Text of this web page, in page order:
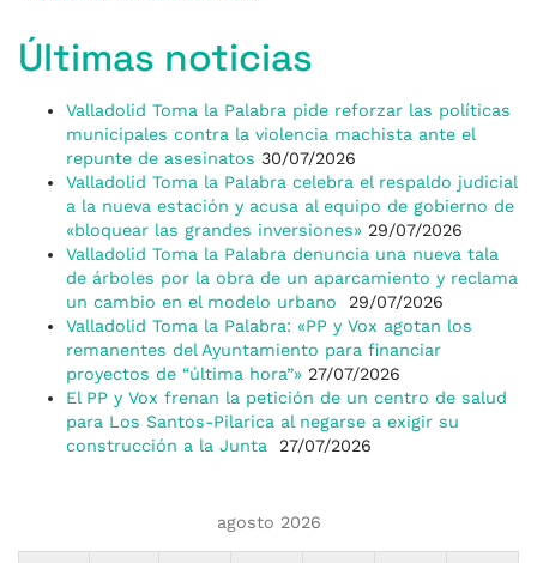
Últimas noticias
Valladolid Toma la Palabra pide reforzar las políticas
municipales contra la violencia machista ante el
repunte de asesinatos 30/07/2026
Valladolid Toma la Palabra celebra el respaldo judicial
a la nueva estación y acusa al equipo de gobierno de
«bloquear las grandes inversiones» 29/07/2026
Valladolid Toma la Palabra denuncia una nueva tala
de árboles por la obra de un aparcamiento y reclama
un cambio en el modelo urbano
29/07/2026
Valladolid Toma la Palabra: «PP y Vox agotan los
remanentes del Ayuntamiento para financiar
proyectos de “última hora”» 27/07/2026
El PP y Vox frenan la petición de un centro de salud
para Los Santos-Pilarica al negarse a exigir su
construcción a la Junta
27/07/2026
agosto 2026